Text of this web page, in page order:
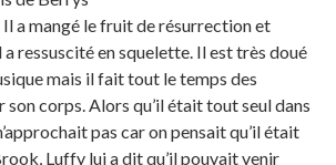
Il a mangé le fruit de résurrection et
ressuscité en squelette. Il est très doué
mais il fait tout le temps des
son corps. Alors qu’il était tout seul dans
pas car on pensait qu’il était
Luffy lui a dit qu’il pouvait venir